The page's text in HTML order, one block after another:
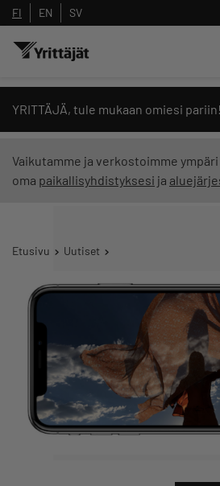
FI EN SV
YRITTÄJÄ, tule mukaan omiesi
Vaikutamme ja verkostoimme
oma paikallisyhdistyksesi ja
Etusivu Uutiset
Hae sivustolta tai kysy
Yrittäjien tekoälyltä
Suodata hakutuloksia: näytä